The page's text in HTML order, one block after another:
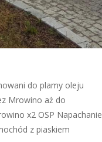
do plamy oleju
Mrowino aż do
x2 OSP Napachanie
z piaskiem